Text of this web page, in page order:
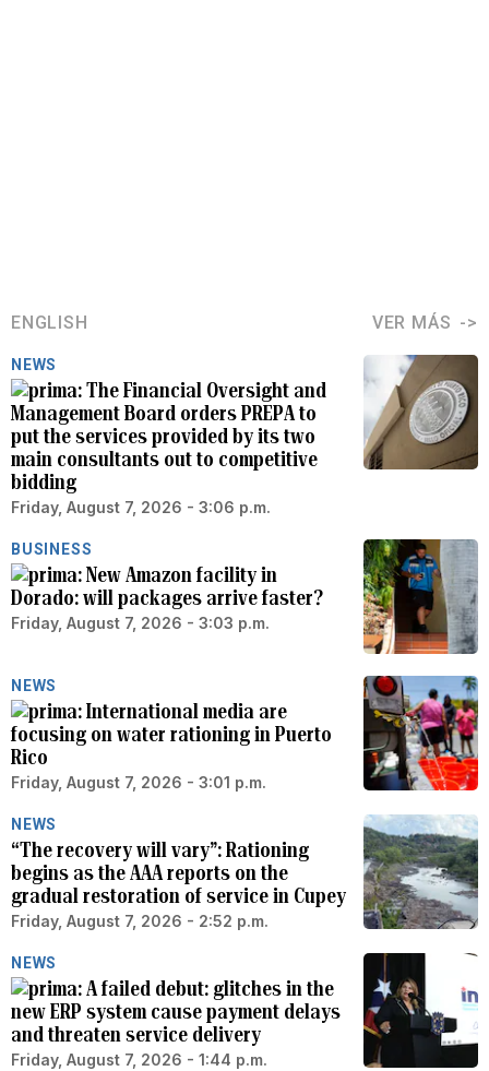
ENGLISH VER MÁS
NEWS
The Financial Oversight and
Management Board orders PREPA to
put the services provided by its two
main consultants out to competitive
bidding
Friday, August 7, 2026 - 3:06 p.m.
BUSINESS
New Amazon facility in
Dorado: will packages arrive faster?
Friday, August 7, 2026 - 3:03 p.m.
NEWS
International media are
focusing on water rationing in Puerto
Rico
Friday, August 7, 2026 - 3:01 p.m.
NEWS
“The recovery will vary”: Rationing
begins as the AAA reports on the
gradual restoration of service in Cupey
Friday, August 7, 2026 - 2:52 p.m.
NEWS
A failed debut: glitches in the
new ERP system cause payment delays
and threaten service delivery
Friday, August 7, 2026 - 1:44 p.m.